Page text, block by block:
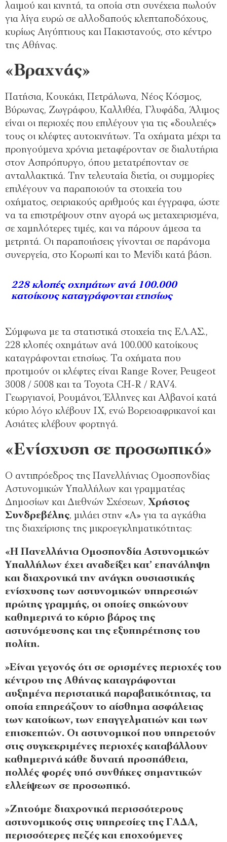
λαιμού και κινητά, τα οποία στη συνέχεια πωλούν
για λίγα ευρώ σε αλλοδαπούς κλεπταποδόχους,
κυρίως Αιγύπτιους και Πακιστανούς, στο κέντρο
της Αθήνας.
«Βραχνάς»
Πατήσια, Κουκάκι, Πετράλωνα, Νέος Κόσμος,
Βύρωνας, Ζωγράφου, Καλλιθέα, Γλυφάδα, Άλιμος
είναι οι περιοχές που επιλέγουν για τις «δουλειές»
τους οι κλέφτες αυτοκινήτων. Τα οχήματα μέχρι τα
προηγούμενα χρόνια μεταφέρονταν σε διαλυτήρια
στον Ασπρόπυργο, όπου μετατρέπονταν σε
ανταλλακτικά. Την τελευταία διετία, οι συμμορίες
επιλέγουν να παραποιούν τα στοιχεία του
οχήματος, σειριακούς αριθμούς και έγγραφα, ώστε
να τα επιστρέψουν στην αγορά ως μεταχειρισμένα,
σε χαμηλότερες τιμές, και να πάρουν άμεσα τα
μετρητά. Οι παραποιήσεις γίνονται σε παράνομα
συνεργεία, στο Κορωπί και το Μενίδι κατά βάση.
228 κλοπές οχημάτων ανά 100.000
κατοίκους καταγράφονται ετησίως
Σύμφωνα με τα στατιστικά στοιχεία της ΕΛ.ΑΣ.,
228 κλοπές οχημάτων ανά 100.000 κατοίκους
καταγράφονται ετησίως. Τα οχήματα που
προτιμούν οι κλέφτες είναι Range Rover, Peugeot
3008 / 5008 και τα Toyota CH-R / RAV4.
Γεωργιανοί, Ρουμάνοι, Έλληνες και Αλβανοί κατά
κύριο λόγο κλέβουν ΙΧ, ενώ Βορειοαφρικανοί και
Ασιάτες κλέβουν φορτηγά.
«Ενίσχυση σε προσωπικό»
Ο αντιπρόεδρος της Πανελλήνιας Ομοσπονδίας
Αστυνομικών Υπαλλήλων και γραμματέας
Δημοσίων και Διεθνών Σχέσεων, Χρήστος
Συνδρεβέλης, μιλάει στην «Α» για τα αγκάθια
της διαχείρισης της μικροεγκληματικότητας:
«Η Πανελλήνια Ομοσπονδία Αστυνομικών
Υπαλλήλων έχει αναδείξει κατ’ επανάληψη
και διαχρονικά την ανάγκη ουσιαστικής
ενίσχυσης των αστυνομικών υπηρεσιών
πρώτης γραμμής, οι οποίες σηκώνουν
καθημερινά το κύριο βάρος της
αστυνόμευσης και της εξυπηρέτησης του
πολίτη.
»Είναι γεγονός ότι σε ορισμένες περιοχές του
κέντρου της Αθήνας καταγράφονται
αυξημένα περιστατικά παραβατικότητας, τα
οποία επηρεάζουν το αίσθημα ασφάλειας
των κατοίκων, των επαγγελματιών και των
επισκεπτών. Οι αστυνομικοί που υπηρετούν
στις συγκεκριμένες περιοχές καταβάλλουν
καθημερινά κάθε δυνατή προσπάθεια,
πολλές φορές υπό συνθήκες σημαντικών
ελλείψεων σε προσωπικό.
»Ζητούμε διαχρονικά περισσότερους
αστυνομικούς στις υπηρεσίες της ΓΑΔΑ,
περισσότερες πεζές και εποχούμενες